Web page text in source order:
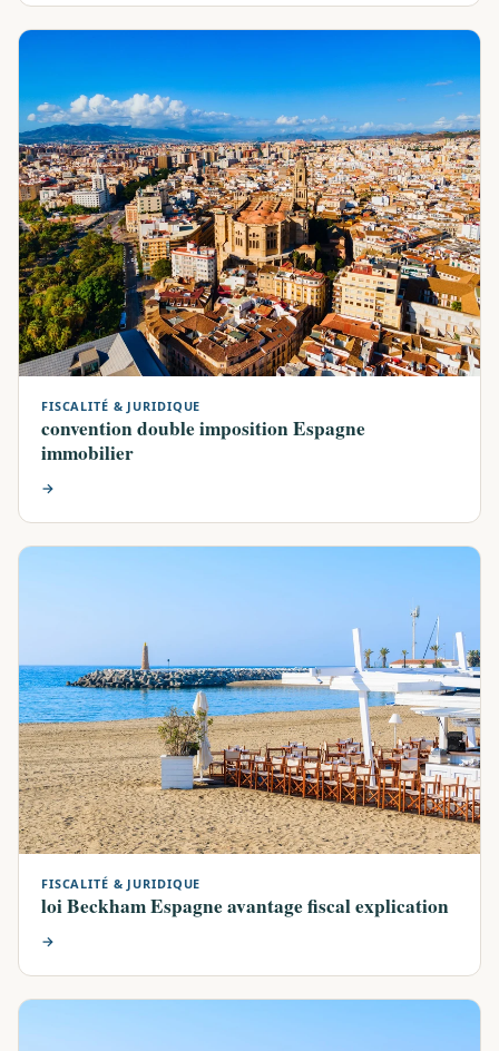
FISCALITÉ & JURIDIQUE
convention double imposition Espagne
immobilier
→
FISCALITÉ & JURIDIQUE
loi Beckham Espagne avantage fiscal explication
→